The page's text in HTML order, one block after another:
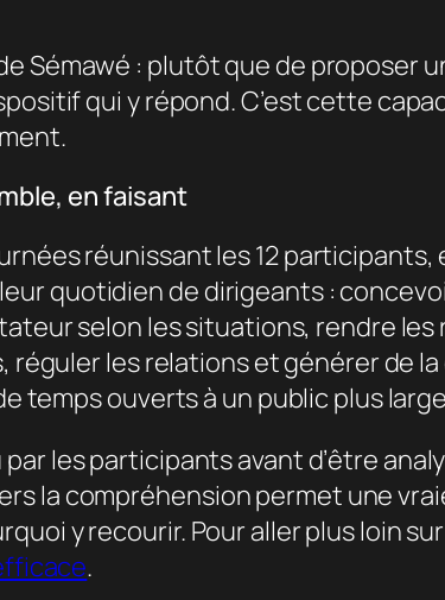
Sémawé : plutôt que de proposer
qui y répond. C’est cette
en faisant
réunissant les 12
quotidien de dirigeants :
selon les situations, rendre les
les relations et générer de
temps ouverts à un public plus
les participants avant d’être
la compréhension permet une
y recourir. Pour aller plus loin
.